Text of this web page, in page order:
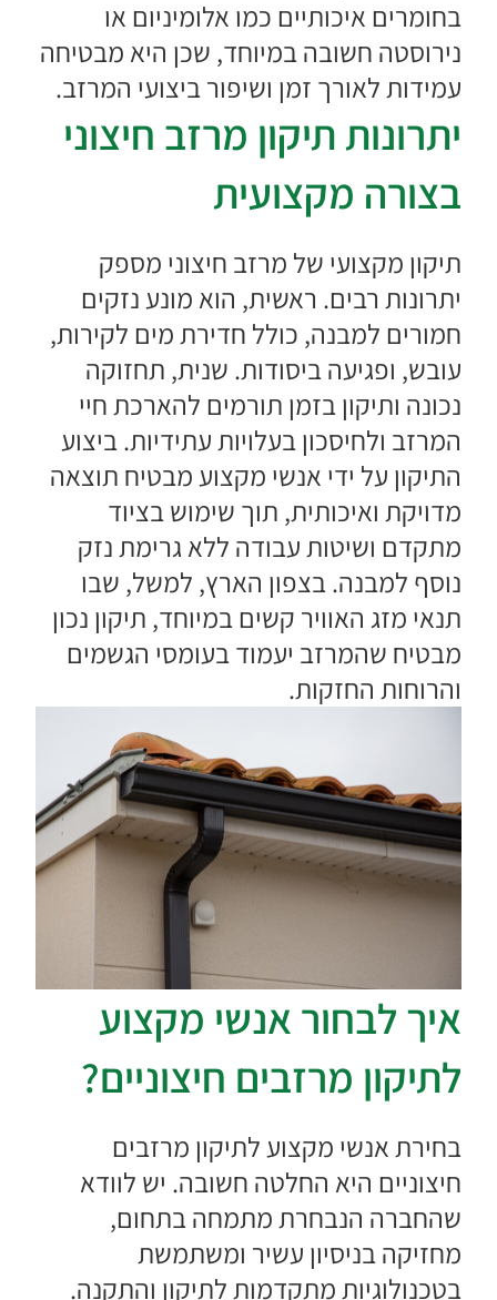
בחומרים איכותיים כמו אלומיניום או
נירוסטה חשובה במיוחד, שכן היא מבטיחה
עמידות לאורך זמן ושיפור ביצועי המרזב.
יתרונות תיקון מרזב חיצוני
בצורה מקצועית
תיקון מקצועי של מרזב חיצוני מספק
יתרונות רבים. ראשית, הוא מונע נזקים
חמורים למבנה, כולל חדירת מים לקירות,
עובש, ופגיעה ביסודות. שנית, תחזוקה
נכונה ותיקון בזמן תורמים להארכת חיי
המרזב ולחיסכון בעלויות עתידיות. ביצוע
התיקון על ידי אנשי מקצוע מבטיח תוצאה
מדויקת ואיכותית, תוך שימוש בציוד
מתקדם ושיטות עבודה ללא גרימת נזק
נוסף למבנה. בצפון הארץ, למשל, שבו
תנאי מזג האוויר קשים במיוחד, תיקון נכון
מבטיח שהמרזב יעמוד בעומסי הגשמים
והרוחות החזקות.
איך לבחור אנשי מקצוע
לתיקון מרזבים חיצוניים?
בחירת אנשי מקצוע לתיקון מרזבים
חיצוניים היא החלטה חשובה. יש לוודא
שהחברה הנבחרת מתמחה בתחום,
מחזיקה בניסיון עשיר ומשתמשת
בטכנולוגיות מתקדמות לתיקון והתקנה.